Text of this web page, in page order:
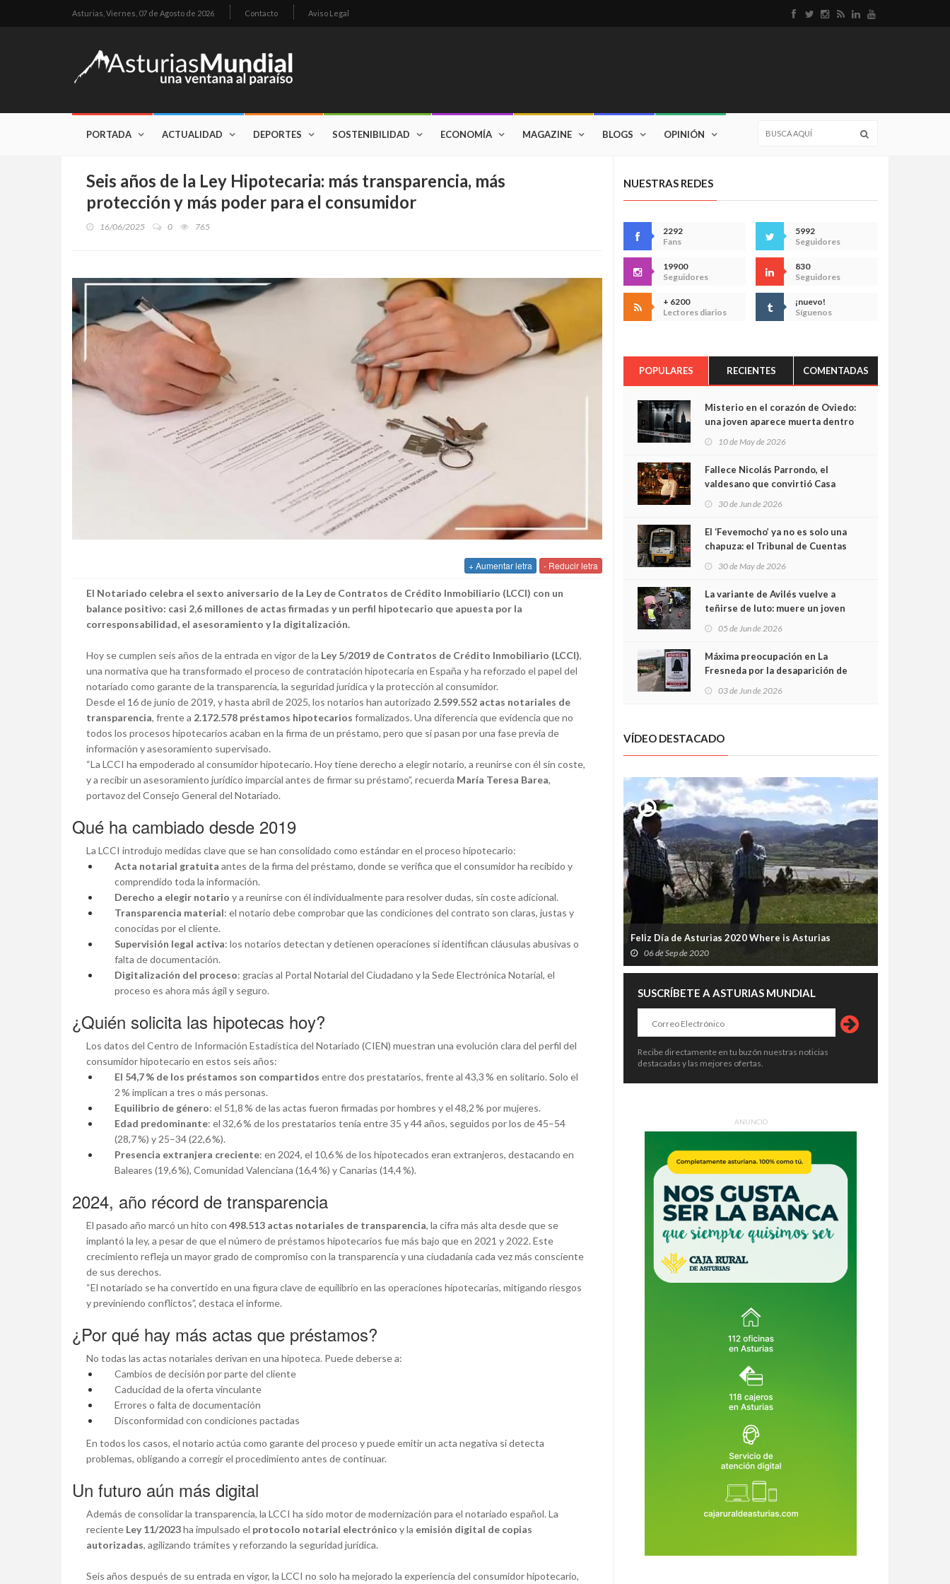
Asturias, Viernes, 07 de Agosto de 2026 Contacto Aviso Legal
PORTADA ACTUALIDAD DEPORTES SOSTENIBILIDAD ECONOMÍA MAGAZINE BLOGS OPINIÓN
Seis años de la Ley Hipotecaria: más transparencia, más
protección y más poder para el consumidor
16/06/2025 0 765
+ Aumentar letra - Reducir letra
El Notariado celebra el sexto aniversario de la Ley de Contratos de Crédito Inmobiliario (LCCI) con un
balance positivo: casi 2,6 millones de actas firmadas y un perfil hipotecario que apuesta por la
corresponsabilidad, el asesoramiento y la digitalización.
Hoy se cumplen seis años de la entrada en vigor de la Ley 5/2019 de Contratos de Crédito Inmobiliario (LCCI),
una normativa que ha transformado el proceso de contratación hipotecaria en España y ha reforzado el papel del
notariado como garante de la transparencia, la seguridad jurídica y la protección al consumidor.
Desde el 16 de junio de 2019, y hasta abril de 2025, los notarios han autorizado 2.599.552 actas notariales de
transparencia, frente a 2.172.578 préstamos hipotecarios formalizados. Una diferencia que evidencia que no
todos los procesos hipotecarios acaban en la firma de un préstamo, pero que sí pasan por una fase previa de
información y asesoramiento supervisado.
“La LCCI ha empoderado al consumidor hipotecario. Hoy tiene derecho a elegir notario, a reunirse con él sin coste,
y a recibir un asesoramiento jurídico imparcial antes de firmar su préstamo”, recuerda María Teresa Barea,
portavoz del Consejo General del Notariado.
Qué ha cambiado desde 2019
La LCCI introdujo medidas clave que se han consolidado como estándar en el proceso hipotecario:
Acta notarial gratuita antes de la firma del préstamo, donde se verifica que el consumidor ha recibido y
comprendido toda la información.
Derecho a elegir notario y a reunirse con él individualmente para resolver dudas, sin coste adicional.
Transparencia material: el notario debe comprobar que las condiciones del contrato son claras, justas y
conocidas por el cliente.
Supervisión legal activa: los notarios detectan y detienen operaciones si identifican cláusulas abusivas o
falta de documentación.
Digitalización del proceso: gracias al Portal Notarial del Ciudadano y la Sede Electrónica Notarial, el
proceso es ahora más ágil y seguro.
¿Quién solicita las hipotecas hoy?
Los datos del Centro de Información Estadística del Notariado (CIEN) muestran una evolución clara del perfil del
consumidor hipotecario en estos seis años:
El 54,7 % de los préstamos son compartidos entre dos prestatarios, frente al 43,3 % en solitario. Solo el
2 % implican a tres o más personas.
Equilibrio de género: el 51,8 % de las actas fueron firmadas por hombres y el 48,2 % por mujeres.
Edad predominante: el 32,6 % de los prestatarios tenía entre 35 y 44 años, seguidos por los de 45–54
(28,7 %) y 25–34 (22,6 %).
Presencia extranjera creciente: en 2024, el 10,6 % de los hipotecados eran extranjeros, destacando en
Baleares (19,6 %), Comunidad Valenciana (16,4 %) y Canarias (14,4 %).
2024, año récord de transparencia
El pasado año marcó un hito con 498.513 actas notariales de transparencia, la cifra más alta desde que se
implantó la ley, a pesar de que el número de préstamos hipotecarios fue más bajo que en 2021 y 2022. Este
crecimiento refleja un mayor grado de compromiso con la transparencia y una ciudadanía cada vez más consciente
de sus derechos.
“El notariado se ha convertido en una figura clave de equilibrio en las operaciones hipotecarias, mitigando riesgos
y previniendo conflictos”, destaca el informe.
¿Por qué hay más actas que préstamos?
No todas las actas notariales derivan en una hipoteca. Puede deberse a:
Cambios de decisión por parte del cliente
Caducidad de la oferta vinculante
Errores o falta de documentación
Disconformidad con condiciones pactadas
En todos los casos, el notario actúa como garante del proceso y puede emitir un acta negativa si detecta
problemas, obligando a corregir el procedimiento antes de continuar.
Un futuro aún más digital
Además de consolidar la transparencia, la LCCI ha sido motor de modernización para el notariado español. La
reciente Ley 11/2023ha impulsado el protocolo notarial electrónico y la emisión digital de copias
autorizadas, agilizando trámites y reforzando la seguridad jurídica.
Seis años después de su entrada en vigor, la LCCI no solo ha mejorado la experiencia del consumidor hipotecario,
NUESTRAS REDES
2292
Fans
5992
Seguidores
19900
Seguidores
830
Seguidores
+ 6200
Lectores diarios
¡nuevo!
Síguenos
POPULARES RECIENTES COMENTADAS
Misterio en el corazón de Oviedo:
una joven aparece muerta dentro
cámaras captan sus últimos
minutos
10 de May de 2026
Fallece Nicolás Parrondo, el
valdesano que convirtió Casa
30 de Jun de 2026
El ‘Fevemocho’ ya no es solo una
chapuza: el Tribunal de Cuentas
sobrecoste de los trenes que no
cabían por los túneles
30 de May de 2026
La variante de Avilés vuelve a
teñirse de luto: muere un joven
05 de Jun de 2026
Máxima preocupación en La
Fresneda por la desaparición de
03 de Jun de 2026
VÍDEO DESTACADO
Feliz Día de Asturias 2020 Where is Asturias
06 de Sep de 2020
SUSCRÍBETE A ASTURIAS MUNDIAL
Recibe directamente en tu buzón nuestras noticias
destacadas y las mejores ofertas.
ANUNCIO